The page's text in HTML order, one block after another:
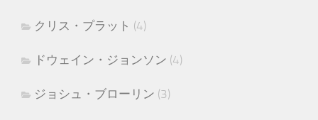
クリス・プラット (4)
ドウェイン・ジョンソン (4)
ジョシュ・ブローリン (3)